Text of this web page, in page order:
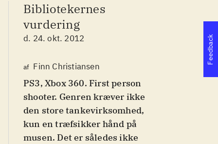
Bibliotekernes
vurdering
d. 24. okt. 2012
af Finn Christiansen
PS3, Xbox 360. First person
shooter. Genren kræver ikke
den store tankevirksomhed,
kun en træfsikker hånd på
musen. Det er således ikke
Feedback